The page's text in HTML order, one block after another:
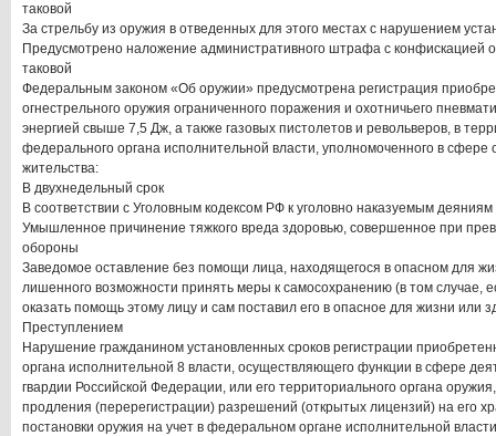
таковой
За стрельбу из оружия в отведенных для этого местах с нарушением
Предусмотрено наложение административного штрафа с конфискацией
таковой
Федеральным законом «Об оружии» предусмотрена регистрация
огнестрельного оружия ограниченного поражения и охотничьего
энергией свыше 7,5 Дж, а также газовых пистолетов и револьверов, в
федерального органа исполнительной власти, уполномоченного в сфере
жительства:
В двухнедельный срок
В соответствии с Уголовным кодексом РФ к уголовно наказуемым деяниям
Умышленное причинение тяжкого вреда здоровью, совершенное при
обороны
Заведомое оставление без помощи лица, находящегося в опасном для
лишенного возможности принять меры к самосохранению (в том случае,
оказать помощь этому лицу и сам поставил его в опасное для жизни или
Преступлением
Нарушение гражданином установленных сроков регистрации
органа исполнительной 8 власти, осуществляющего функции в сфере
гвардии Российской Федерации, или его территориального органа
продления (перерегистрации) разрешений (открытых лицензий) на его
постановки оружия на учет в федеральном органе исполнительной